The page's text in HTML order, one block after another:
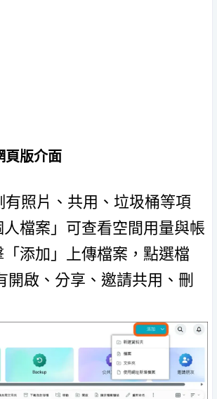
頁版介面
有照片、共用、垃圾桶等項
人檔案」可查看空間用量與帳
添加」上傳檔案，點選檔
開啟、分享、邀請共用、刪